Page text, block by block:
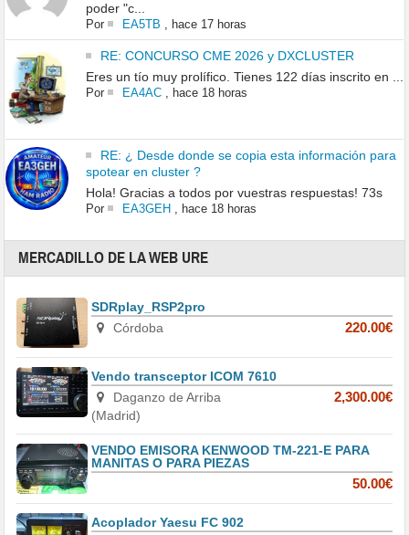
poder "c...
Por EA5TB , hace 17 horas
RE: CONCURSO CME 2026 y DXCLUSTER
Eres un tío muy prolífico. Tienes 122 días inscrito en ...
Por EA4AC, hace 18 horas
RE: ¿ Desde donde se copia esta información para
spotear en cluster ?
Hola! Gracias a todos por vuestras respuestas! 73s
Por EA3GEH , hace 18 horas
MERCADILLO DE LA WEB URE
SDRplay_RSP2pro
Córdoba
220.00€
Vendo transceptor ICOM 7610
Daganzo de Arriba
(Madrid)
2,300.00€
VENDO EMISORA KENWOOD TM-221-E PARA
MANITAS O PARA PIEZAS
50.00€
Acoplador Yaesu FC 902